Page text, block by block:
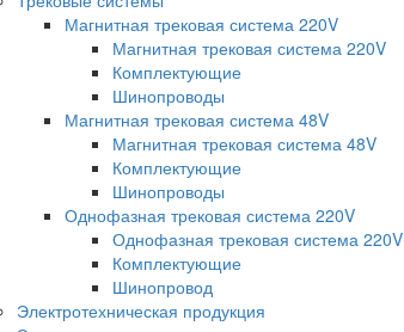
Магнитная трековая система 220V
Магнитная трековая система 220V
Комплектующие
Шинопроводы
Магнитная трековая система 48V
Магнитная трековая система 48V
Комплектующие
Шинопроводы
Однофазная трековая система 220V
Однофазная трековая система 220V
Комплектующие
Шинопровод
Электротехническая продукция